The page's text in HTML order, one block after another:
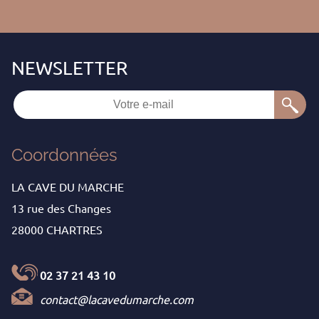
Coordonnées
LA CAVE DU MARCHE
13 rue des Changes
28000 CHARTRES
02 37 21 43 10
contact@lacavedumarche.com